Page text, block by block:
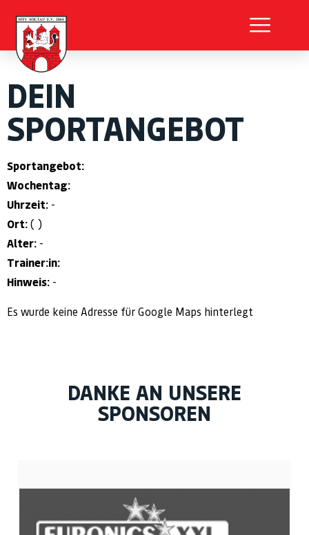
DEIN
SPORTANGEBOT
Sportangebot:
Wochentag:
Uhrzeit: -
Ort: ( )
Alter: -
Trainer:in:
Hinweis: -
Es wurde keine Adresse für Google Maps hinterlegt
DANKE AN UNSERE
SPONSOREN